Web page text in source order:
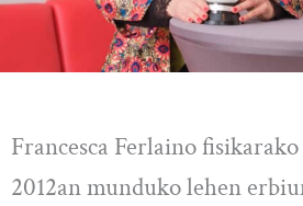
Francesca Ferlaino
2012an munduko lehen